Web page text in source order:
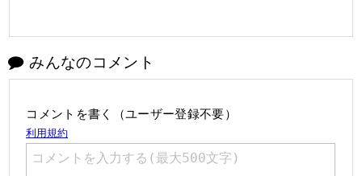
みんなのコメント
コメントを書く（ユーザー登録不要）